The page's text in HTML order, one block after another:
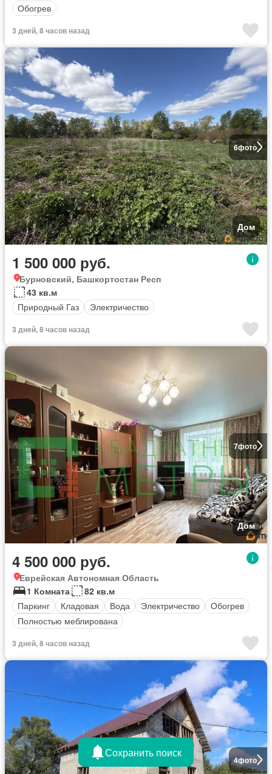
Обогрев
3 дней, 8 часов назад
6фото
Дом
1 500 000 руб.
Бурновский, Башкортостан Респ
43 кв.м
Природный Газ
Электричество
3 дней, 8 часов назад
7фото
Дом
4 500 000 руб.
Еврейская Автономная Область
1 Комната
82 кв.м
Паркинг
Кладовая Вода Электричество
Обогрев
Полностью меблирована
3 дней, 8 часов назад
4фото
Сохранить поиск